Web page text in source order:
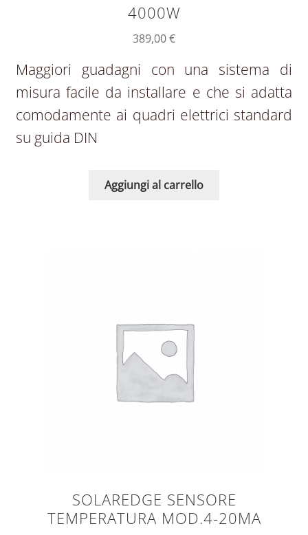
4000W
389,00€
Maggiori guadagni con una sistema di
misura facile da installare e che si adatta
comodamente ai quadri elettrici standard
su guida DIN
Aggiungi al carrello
SOLAREDGE SENSORE
TEMPERATURA MOD.4-20MA